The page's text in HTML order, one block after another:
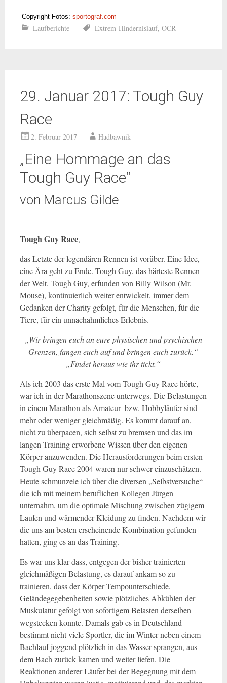
Copyright Fotos: sportograf.com
Laufberichte Extrem-Hindernislauf, OCR
29. Januar 2017: Tough Guy
Race
2. Februar 2017 Hadbawnik
„Eine Hommage an das
Tough Guy Race“
von Marcus Gilde
Tough Guy Race,
das Letzte der legendären Rennen ist vorüber. Eine Idee,
eine Ära geht zu Ende. Tough Guy, das härteste Rennen
der Welt. Tough Guy, erfunden von Billy Wilson (Mr.
Mouse), kontinuierlich weiter entwickelt, immer dem
Gedanken der Charity gefolgt, für die Menschen, für die
Tiere, für ein unnachahmliches Erlebnis.
„Wir bringen euch an eure physischen und psychischen
Grenzen, fangen euch auf und bringen euch zurück.“
„Findet heraus wie ihr tickt.“
Als ich 2003 das erste Mal vom Tough Guy Race hörte,
war ich in der Marathonszene unterwegs. Die Belastungen
in einem Marathon als Amateur- bzw. Hobbyläufer sind
mehr oder weniger gleichmäßig. Es kommt darauf an,
nicht zu überpacen, sich selbst zu bremsen und das im
langen Training erworbene Wissen über den eigenen
Körper anzuwenden. Die Herausforderungen beim ersten
Tough Guy Race 2004 waren nur schwer einzuschätzen.
Heute schmunzele ich über die diversen „Selbstversuche“
die ich mit meinem beruflichen Kollegen Jürgen
unternahm, um die optimale Mischung zwischen zügigem
Laufen und wärmender Kleidung zu finden. Nachdem wir
die uns am besten erscheinende Kombination gefunden
hatten, ging es an das Training.
Es war uns klar dass, entgegen der bisher trainierten
gleichmäßigen Belastung, es darauf ankam so zu
trainieren, dass der Körper Tempounterschiede,
Geländegegebenheiten sowie plötzliches Abkühlen der
Muskulatur gefolgt von sofortigem Belasten derselben
wegstecken konnte. Damals gab es in Deutschland
bestimmt nicht viele Sportler, die im Winter neben einem
Bachlauf joggend plötzlich in das Wasser sprangen, aus
dem Bach zurück kamen und weiter liefen. Die
Reaktionen anderer Läufer bei der Begegnung mit dem